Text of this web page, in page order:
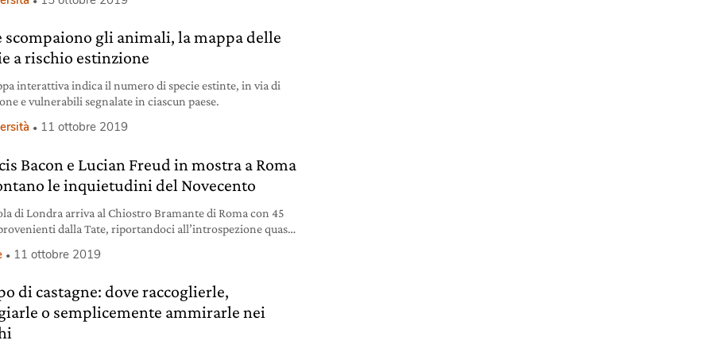
scompaiono gli animali, la mappa delle
a rischio estinzione
interattiva indica il numero di specie estinte, in via di
e vulnerabili segnalate in ciascun paese.
11 ottobre 2019
Bacon e Lucian Freud in mostra a Roma
le inquietudini del Novecento
di Londra arriva al Chiostro Bramante di Roma con 45
dalla Tate, riportandoci all’introspezione quasi
11 ottobre 2019
di castagne: dove raccoglierle,
o semplicemente ammirarle nei